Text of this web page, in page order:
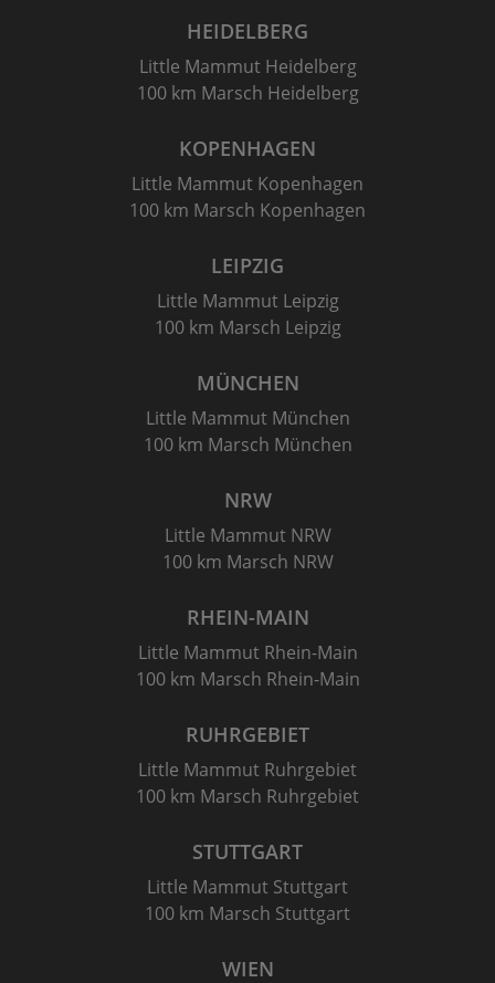
HEIDELBERG
Little Mammut Heidelberg
100 km Marsch Heidelberg
KOPENHAGEN
Little Mammut Kopenhagen
100 km Marsch Kopenhagen
LEIPZIG
Little Mammut Leipzig
100 km Marsch Leipzig
MÜNCHEN
Little Mammut München
100 km Marsch München
NRW
Little Mammut NRW
100 km Marsch NRW
RHEIN-MAIN
Little Mammut Rhein-Main
100 km Marsch Rhein-Main
RUHRGEBIET
Little Mammut Ruhrgebiet
100 km Marsch Ruhrgebiet
STUTTGART
Little Mammut Stuttgart
100 km Marsch Stuttgart
WIEN